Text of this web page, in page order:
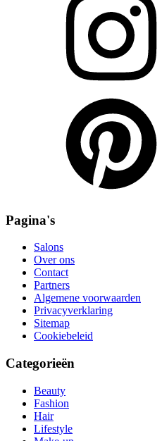
Pagina's
Salons
Over ons
Contact
Partners
Algemene voorwaarden
Privacyverklaring
Sitemap
Cookiebeleid
Categorieën
Beauty
Fashion
Hair
Lifestyle